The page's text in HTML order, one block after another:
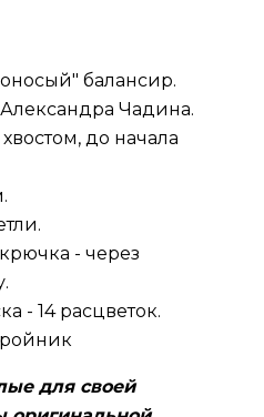
балансир.
Чадина.
до начала
- через
- 14 расцветок.
для своей